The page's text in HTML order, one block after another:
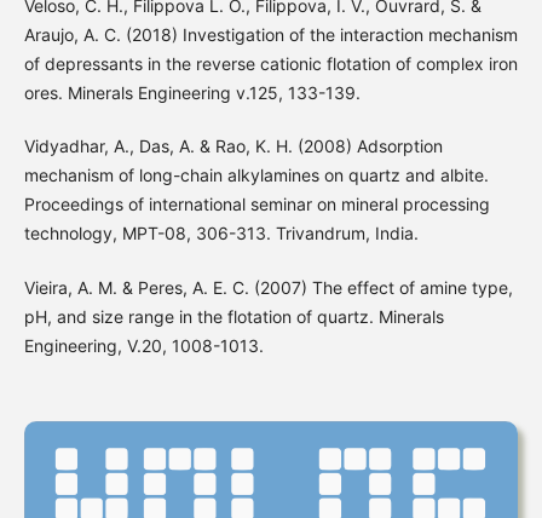
Veloso, C. H., Filippova L. O., Filippova, I. V., Ouvrard, S. &
Araujo, A. C. (2018) Investigation of the interaction mechanism
of depressants in the reverse cationic flotation of complex iron
ores. Minerals Engineering v.125, 133-139.
Vidyadhar, A., Das, A. & Rao, K. H. (2008) Adsorption
mechanism of long-chain alkylamines on quartz and albite.
Proceedings of international seminar on mineral processing
technology, MPT-08, 306-313. Trivandrum, India.
Vieira, A. M. & Peres, A. E. C. (2007) The effect of amine type,
pH, and size range in the flotation of quartz. Minerals
Engineering, V.20, 1008-1013.